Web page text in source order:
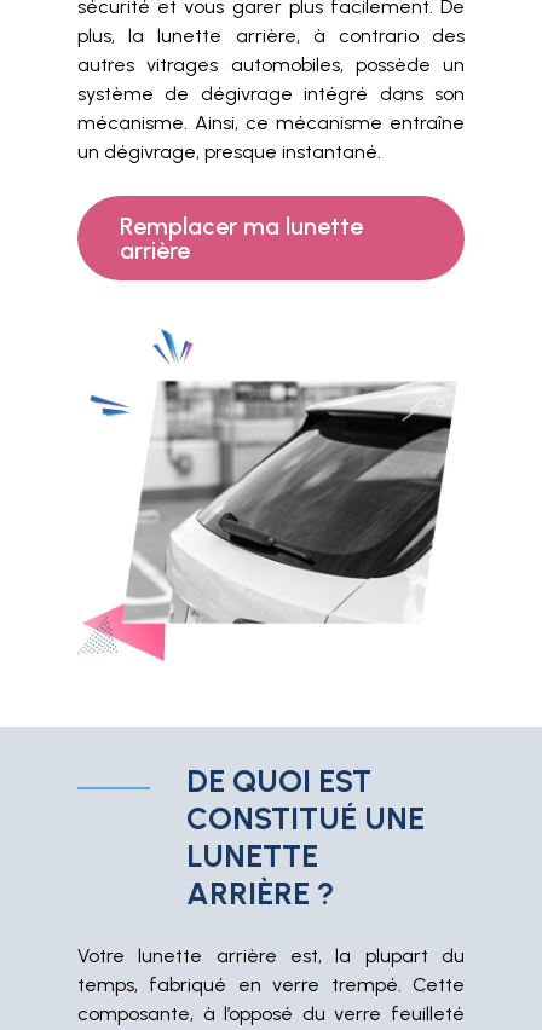
sécurité et vous garer plus facilement. De
plus, la lunette arrière, à contrario des
autres vitrages automobiles, possède un
système de dégivrage intégré dans son
mécanisme. Ainsi, ce mécanisme entraîne
un dégivrage, presque instantané.
Remplacer ma lunette
arrière
DE QUOI EST
CONSTITUÉ UNE
LUNETTE
ARRIÈRE ?
Votre lunette arrière est, la plupart du
temps, fabriqué en verre trempé. Cette
composante, à l’opposé du verre feuilleté